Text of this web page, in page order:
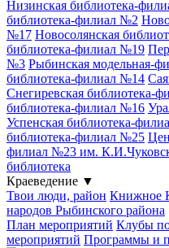
Низинская библиотека-
библиотека-филиал №2
№17 Новосолянская
библиотека-филиал №19
№3 Рыбинская модельная-
библиотека-филиал №14
Снегиревская библиотека-
библиотека-филиал №16
Успенская библиотека-
библиотека-филиал №25
филиал №23 им.
библиотека
Краеведение ▼
Твои люди, район Книжное
народов Рыбинского района
План мероприятий Клубы
мероприятий Программы и